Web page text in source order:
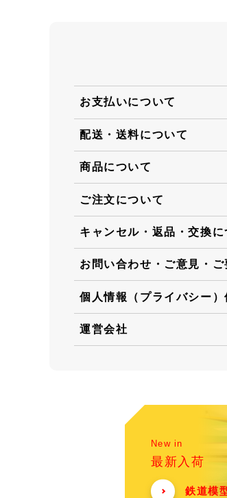
お支払いについて
配送・送料について
商品について
ご注文について
キャンセル・返品・交換に
お問い合わせ・ご意見・ご
個人情報（プライバシー）
運営会社
New in
最新入荷
鉄道模